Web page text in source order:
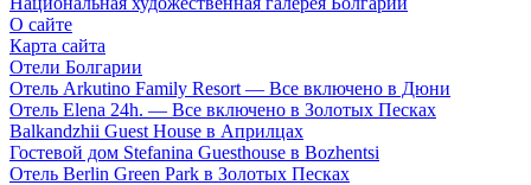
О сайте
Карта сайта
Отели Болгарии
Отель Arkutino Family Resort — Все включено в Дюни
Отель Elena 24h. — Все включено в Золотых Песках
Balkandzhii Guest House в Априлцах
Гостевой дом Stefanina Guesthouse в Bozhentsi
Отель Berlin Green Park в Золотых Песках